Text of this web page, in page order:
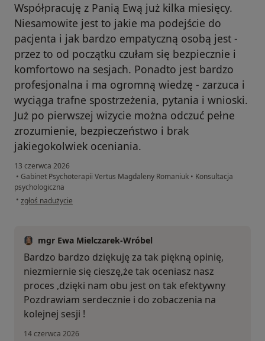
Współpracuję z Panią Ewą już kilka miesięcy.
Niesamowite jest to jakie ma podejście do
pacjenta i jak bardzo empatyczną osobą jest -
przez to od początku czułam się bezpiecznie i
komfortowo na sesjach. Ponadto jest bardzo
profesjonalna i ma ogromną wiedzę - zarzuca i
wyciąga trafne spostrzeżenia, pytania i wnioski.
Już po pierwszej wizycie można odczuć pełne
zrozumienie, bezpieczeństwo i brak
jakiegokolwiek oceniania.
13 czerwca 2026
• Gabinet Psychoterapii Vertus Magdaleny Romaniuk • Konsultacja
psychologiczna
• w opinii użytkownika Paulina
zgłoś nadużycie
mgr Ewa Mielczarek-Wróbel
Bardzo bardzo dziękuję za tak piękną opinię,
niezmiernie się cieszę,że tak oceniasz nasz
proces ,dzięki nam obu jest on tak efektywny
Pozdrawiam serdecznie i do zobaczenia na
kolejnej sesji !
14 czerwca 2026